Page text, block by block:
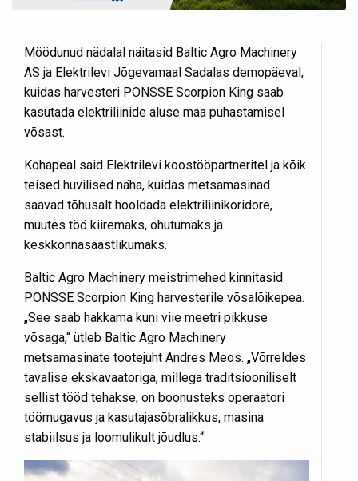
Möödunud nädalal näitasid Baltic Agro Machinery
AS ja Elektrilevi Jõgevamaal Sadalas demopäeval,
kuidas harvesteri PONSSE Scorpion King saab
kasutada elektriliinide aluse maa puhastamisel
võsast.
Kohapeal said Elektrilevi koostööpartneritel ja kõik
teised huvilised näha, kuidas metsamasinad
saavad tõhusalt hooldada elektriliinikoridore,
muutes töö kiiremaks, ohutumaks ja
keskkonnasäästlikumaks.
Baltic Agro Machinery meistrimehed kinnitasid
PONSSE Scorpion King harvesterile võsalõikepea.
„See saab hakkama kuni viie meetri pikkuse
võsaga,“ ütleb Baltic Agro Machinery
metsamasinate tootejuht Andres Meos. „Võrreldes
tavalise ekskavaatoriga, millega traditsiooniliselt
sellist tööd tehakse, on boonusteks operaatori
töömugavus ja kasutajasõbralikkus, masina
stabiilsus ja loomulikult jõudlus.“